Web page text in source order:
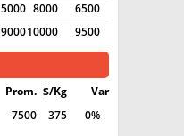
5000 8000
6500
900010000 9500
Prom. $/Kg
Var
7500 375 0%